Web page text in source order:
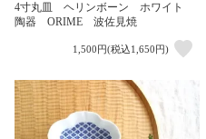
4寸丸皿 ヘリンボーン ホワイト
陶器 ORIME 波佐見焼
1,500円(税込1,650円)